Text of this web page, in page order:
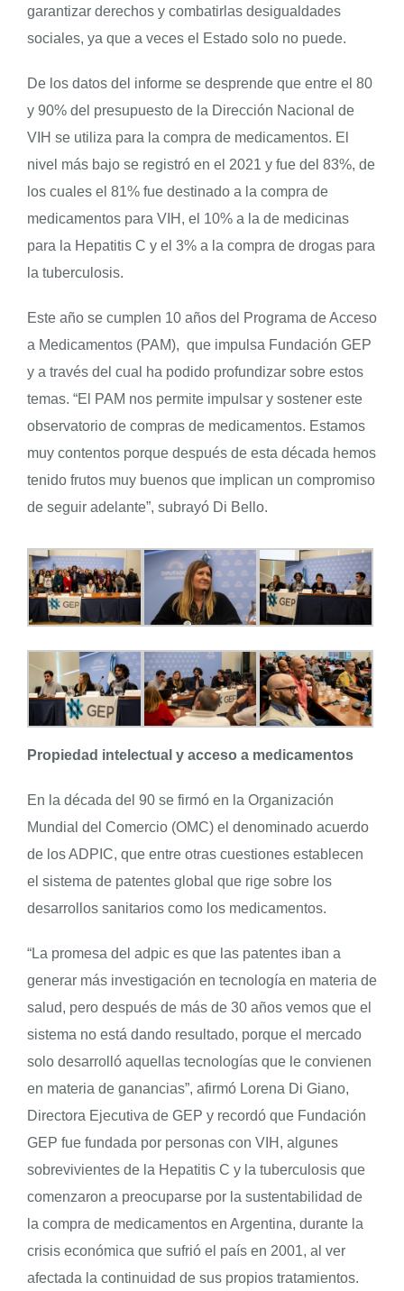
garantizar derechos y combatirlas desigualdades
sociales, ya que a veces el Estado solo no puede.
De los datos del informe se desprende que entre el 80
y 90% del presupuesto de la Dirección Nacional de
VIH se utiliza para la compra de medicamentos. El
nivel más bajo se registró en el 2021 y fue del 83%, de
los cuales el 81% fue destinado a la compra de
medicamentos para VIH, el 10% a la de medicinas
para la Hepatitis C y el 3% a la compra de drogas para
la tuberculosis.
Este año se cumplen 10 años del Programa de Acceso
a Medicamentos (PAM), que impulsa Fundación GEP
y a través del cual ha podido profundizar sobre estos
temas. “El PAM nos permite impulsar y sostener este
observatorio de compras de medicamentos. Estamos
muy contentos porque después de esta década hemos
tenido frutos muy buenos que implican un compromiso
de seguir adelante”, subrayó Di Bello.
Propiedad intelectual y acceso a medicamentos
En la década del 90 se firmó en la Organización
Mundial del Comercio (OMC) el denominado acuerdo
de los ADPIC, que entre otras cuestiones establecen
el sistema de patentes global que rige sobre los
desarrollos sanitarios como los medicamentos.
“La promesa del adpic es que las patentes iban a
generar más investigación en tecnología en materia de
salud, pero después de más de 30 años vemos que el
sistema no está dando resultado, porque el mercado
solo desarrolló aquellas tecnologías que le convienen
en materia de ganancias”, afirmó Lorena Di Giano,
Directora Ejecutiva de GEP y recordó que Fundación
GEP fue fundada por personas con VIH, algunes
sobrevivientes de la Hepatitis C y la tuberculosis que
comenzaron a preocuparse por la sustentabilidad de
la compra de medicamentos en Argentina, durante la
crisis económica que sufrió el país en 2001, al ver
afectada la continuidad de sus propios tratamientos.